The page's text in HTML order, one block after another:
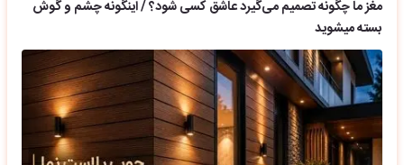
مغز ما چگونه تصمیم می‌گیرد عاشق کسی شود؟ / اینگونه چشم و گوش
بسته میشوید